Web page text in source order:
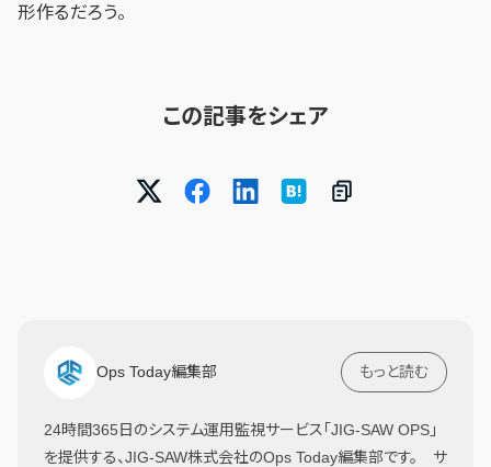
形作るだろう。
この記事をシェア
Ops Today編集部 もっと読む
24時間365日のシステム運用監視サービス「JIG-SAW OPS」
を提供する、JIG-SAW株式会社のOps Today編集部です。 サ